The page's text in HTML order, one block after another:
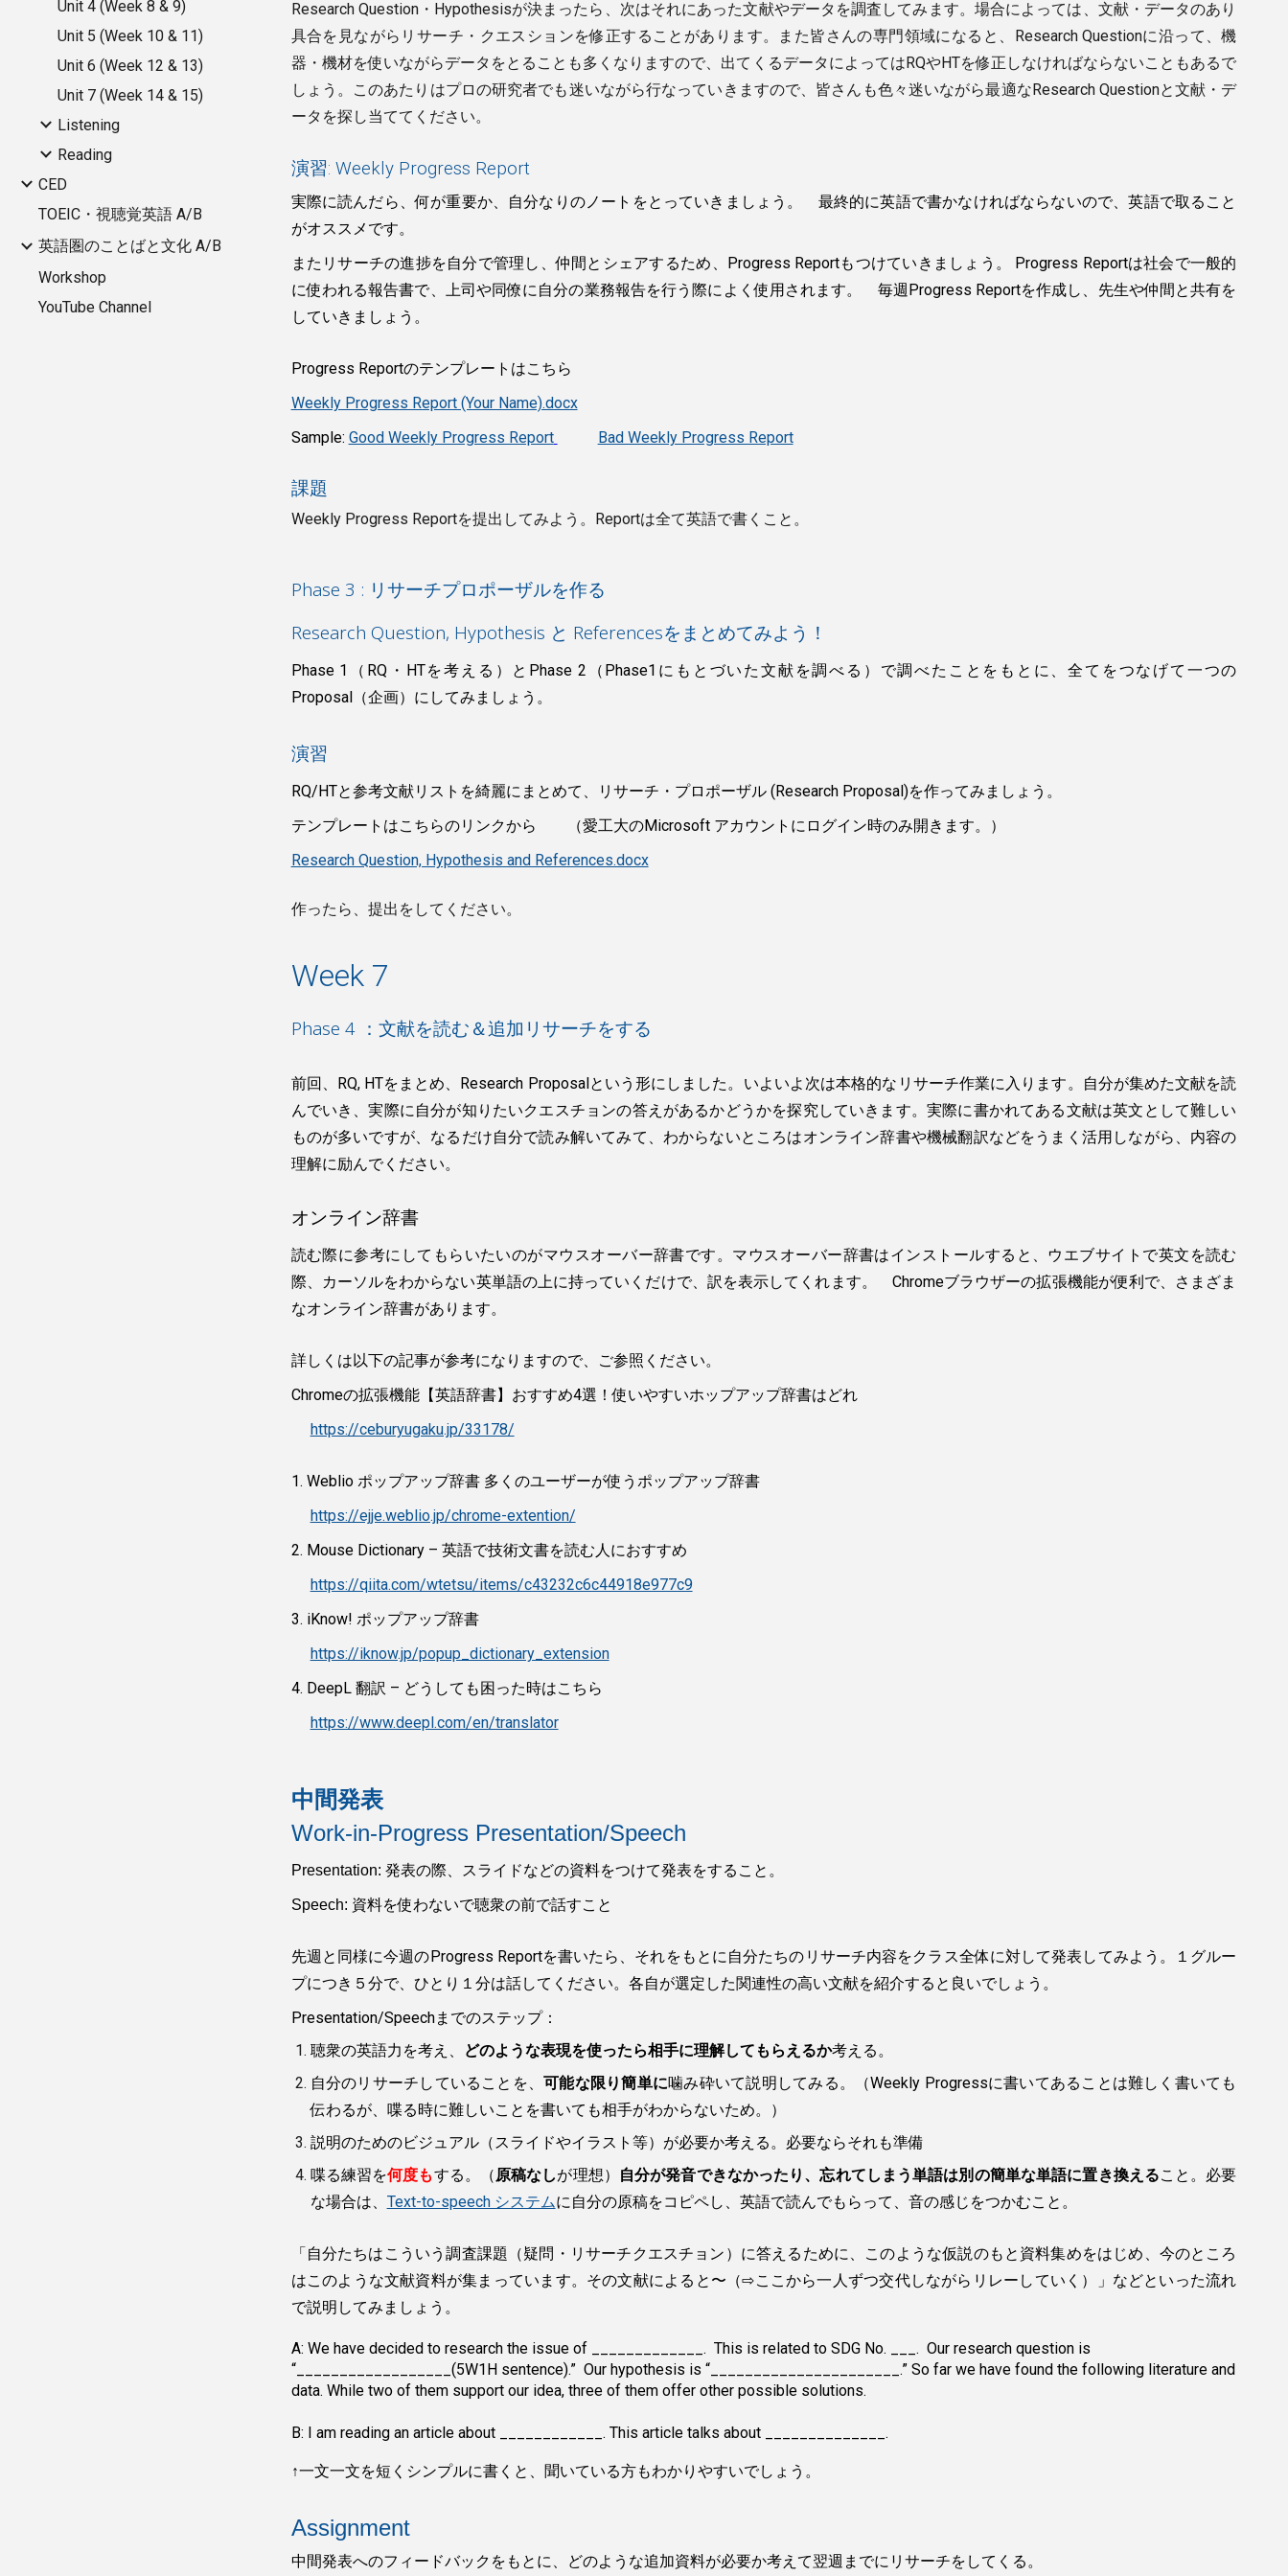
Unit 4 (Week 8 & 9)
Unit 5 (Week 10 & 11)
Unit 6 (Week 12 & 13)
Unit 7 (Week 14 & 15)
Listening
Reading
CED
TOEIC・視聴覚英語 A/B
英語圏のことばと文化 A/B
Workshop
YouTube Channel
Research Question・Hypothesisが決まったら、次はそれにあった文献やデータを調査してみます。場合によっては、文献・データのあり
具合を見ながらリサーチ・クエスションを修正することがあります。また皆さんの専門領域になると、Research Questionに沿って、機
器・機材を使いながらデータをとることも多くなりますので、出てくるデータによってはRQやHTを修正しなければならないこともあるで
しょう。このあたりはプロの研究者でも迷いながら行なっていきますので、皆さんも色々迷いながら最適なResearch Questionと文献・デ
ータを探し当ててください。
演習: Weekly Progress Report
実際に読んだら、何が重要か、自分なりのノートをとっていきましょう。 最終的に英語で書かなければならないので、英語で取ること
がオススメです。
またリサーチの進捗を自分で管理し、仲間とシェアするため、Progress Reportもつけていきましょう。 Progress Reportは社会で一般的
に使われる報告書で、上司や同僚に自分の業務報告を行う際によく使用されます。 毎週Progress Reportを作成し、先生や仲間と共有を
していきましょう。
Progress Reportのテンプレートはこちら
Weekly Progress Report (Your Name).docx
Sample: Good Weekly Progress Report Bad Weekly Progress Report
課題
Weekly Progress Reportを提出してみよう。Reportは全て英語で書くこと。
Phase 3 : リサーチプロポーザルを作る
Research Question, Hypothesis と Referencesをまとめてみよう！
Phase 1（RQ・HTを考える）とPhase 2（Phase1にもとづいた文献を調べる）で調べたことをもとに、全てをつなげて一つの
Proposal（企画）にしてみましょう。
演習
RQ/HTと参考文献リストを綺麗にまとめて、リサーチ・プロポーザル (Research Proposal)を作ってみましょう。
テンプレートはこちらのリンクから （愛工大のMicrosoft アカウントにログイン時のみ開きます。）
Research Question, Hypothesis and References.docx
作ったら、提出をしてください。
Week 7
Phase 4 ：文献を読む＆追加リサーチをする
前回、RQ, HTをまとめ、Research Proposalという形にしました。いよいよ次は本格的なリサーチ作業に入ります。自分が集めた文献を読
んでいき、実際に自分が知りたいクエスチョンの答えがあるかどうかを探究していきます。実際に書かれてある文献は英文として難しい
ものが多いですが、なるだけ自分で読み解いてみて、わからないところはオンライン辞書や機械翻訳などをうまく活用しながら、内容の
理解に励んでください。
オンライン辞書
読む際に参考にしてもらいたいのがマウスオーバー辞書です。マウスオーバー辞書はインストールすると、ウエブサイトで英文を読む
際、カーソルをわからない英単語の上に持っていくだけで、訳を表示してくれます。 Chromeブラウザーの拡張機能が便利で、さまざま
なオンライン辞書があります。
詳しくは以下の記事が参考になりますので、ご参照ください。
Chromeの拡張機能【英語辞書】おすすめ4選！使いやすいホップアップ辞書はどれ
https://ceburyugaku.jp/33178/
1. Weblio ポップアップ辞書 多くのユーザーが使うポップアップ辞書
https://ejje.weblio.jp/chrome-extention/
2. Mouse Dictionary – 英語で技術文書を読む人におすすめ
https://qiita.com/wtetsu/items/c43232c6c44918e977c9
3. iKnow! ポップアップ辞書
https://iknow.jp/popup_dictionary_extension
4. DeepL 翻訳 – どうしても困った時はこちら
https://www.deepl.com/en/translator
中間発表
Work-in-Progress Presentation/Speech
Presentation: 発表の際、スライドなどの資料をつけて発表をすること。
Speech: 資料を使わないで聴衆の前で話すこと
先週と同様に今週のProgress Reportを書いたら、それをもとに自分たちのリサーチ内容をクラス全体に対して発表してみよう。１グルー
プにつき５分で、ひとり１分は話してください。各自が選定した関連性の高い文献を紹介すると良いでしょう。
Presentation/Speechまでのステップ：
聴衆の英語力を考え、
どのような表現を使ったら相手に理解してもらえるか考える。
自分のリサーチしていることを、可能な限り簡単に噛み砕いて説明してみる。（Weekly Progressに書いてあることは難しく書いても
伝わるが、喋る時に難しいことを書いても相手がわからないため。）
説明のためのビジュアル（スライドやイラスト等）が必要か考える。必要ならそれも準備
喋る練習を何度もする。（原稿なしが理想） 自分が発音できなかったり、忘れてしまう単語は別の簡単な単語に置き換えること。必要
な場合は、 Text-to-speech システムに自分の原稿をコピペし、英語で読んでもらって、音の感じをつかむこと。
「自分たちはこういう調査課題（疑問・リサーチクエスチョン）に答えるために、このような仮説のもと 資料集めをはじめ、今のところ
はこのような文献資料が集まっています。その文献によると〜（⇨ここから一人ずつ交代しながらリレーしていく）」などといった流れ
で説明してみましょう。
A: We have decided to research the issue of _____________. This is related to SDG No. ___. Our research question is
“__________________(5W1H sentence).” Our hypothesis is “______________________.” So far we have found the following literature and
data. While two of them support our idea, three of them offer other possible solutions.
B: I am reading an article about ____________. This article talks about ______________.
↑一文一文を短くシンプルに書くと、聞いている方もわかりやすいでしょう。
Assignment
中間発表へのフィードバックをもとに、どのような追加資料が必要か考えて翌週までにリサーチをしてくる。